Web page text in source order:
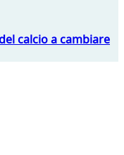
calcio a cambiare